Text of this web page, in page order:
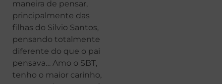
maneira de pensar,
principalmente das
filhas do Silvio Santos,
pensando totalmente
diferente do que o pai
pensava… Amo o SBT,
tenho o maior carinho,